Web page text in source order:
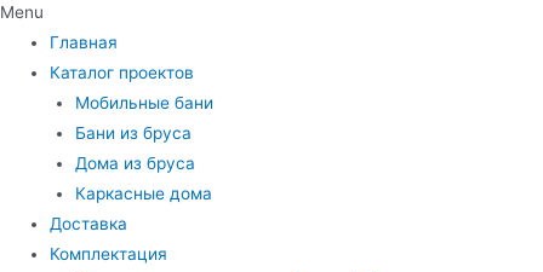
Menu
Главная
Каталог проектов
Мобильные бани
Бани из бруса
Дома из бруса
Каркасные дома
Доставка
Комплектация